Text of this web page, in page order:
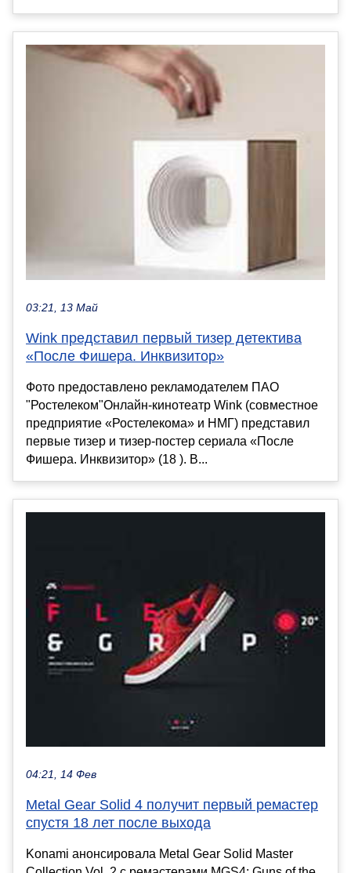
03:21, 13 Май
Wink представил первый тизер детектива
«После Фишера. Инквизитор»
Фото предоставлено рекламодателем ПАО
"Ростелеком"Онлайн-кинотеатр Wink (совместное
предприятие «Ростелекома» и НМГ) представил
первые тизер и тизер-постер сериала «После
Фишера. Инквизитор» (18 ). В...
04:21, 14 Фев
Metal Gear Solid 4 получит первый ремастер
спустя 18 лет после выхода
Konami анонсировала Metal Gear Solid Master